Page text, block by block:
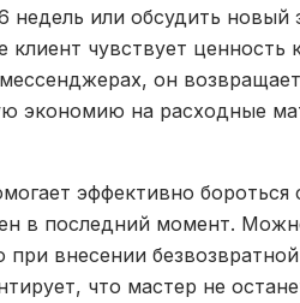
или обсудить новый
чувствует ценность
он
экономию на расходные
эффективно бороться
в последний момент.
при внесении
что мастер не